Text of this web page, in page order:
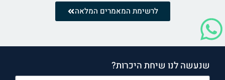
לרשימת המאמרים המלאה
שנעשה לנו שיחת היכרות?